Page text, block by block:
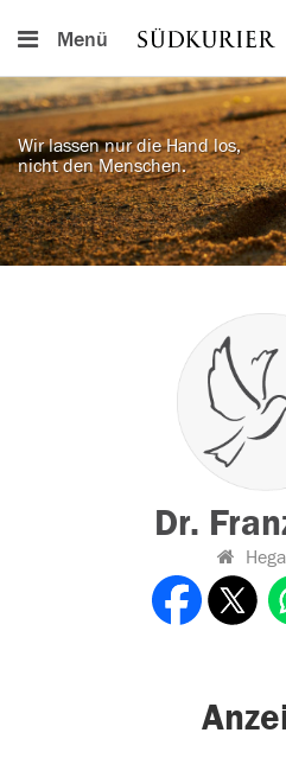
Menü
Wir lassen nur die Hand los,
nicht den Menschen.
Dr.